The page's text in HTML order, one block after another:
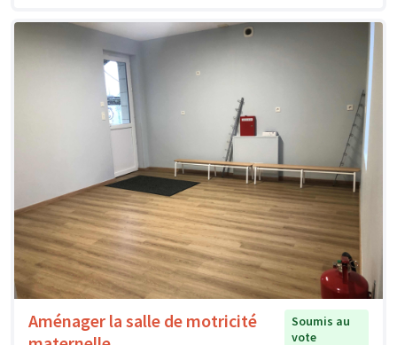
Aménager la salle de motricité
Soumis au
vote